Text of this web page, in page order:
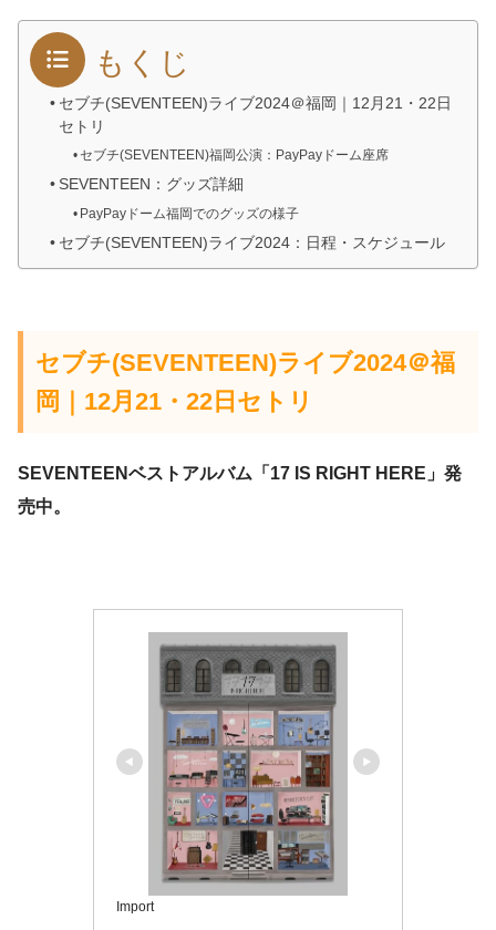
もくじ
セブチ(SEVENTEEN)ライブ2024＠福岡｜12月21・22日
セトリ
セブチ(SEVENTEEN)福岡公演：PayPayドーム座席
SEVENTEEN：グッズ詳細
PayPayドーム福岡でのグッズの様子
セブチ(SEVENTEEN)ライブ2024：日程・スケジュール
セブチ(SEVENTEEN)ライブ2024＠福
岡｜12月21・22日セトリ
SEVENTEENベストアルバム「17 IS RIGHT HERE」発
売中。
Import